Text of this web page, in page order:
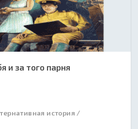
и за того парня
история /